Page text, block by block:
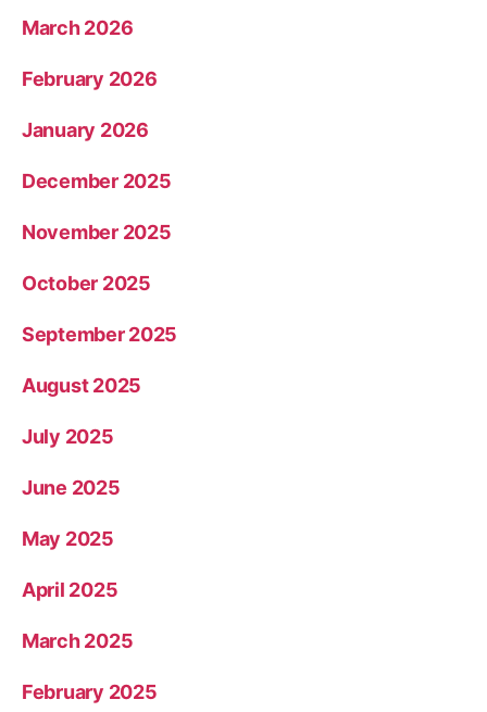
March 2026
February 2026
January 2026
December 2025
November 2025
October 2025
September 2025
August 2025
July 2025
June 2025
May 2025
April 2025
March 2025
February 2025